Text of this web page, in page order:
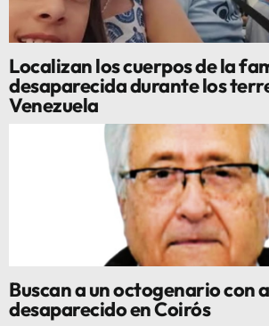
Localizan los cuerpos de la
desaparecida durante los
Venezuela
Buscan a un octogenario con
desaparecido en Coirós